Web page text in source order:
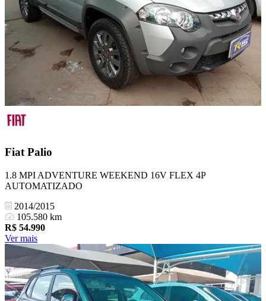
FiatPalio
1.8 MPI ADVENTURE WEEKEND 16V FLEX 4P
AUTOMATIZADO
2014/2015
105.580 km
R$ 54.990
Ver mais